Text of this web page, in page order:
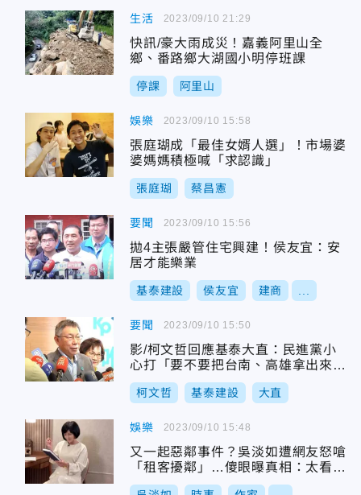
生活
快訊/豪大雨成災！嘉義阿里山全
鄉、番路鄉大湖國小明停班課
停課 阿里山
2023/09/10 21:29
娛樂
張庭瑚成「最佳女婿人選」！市場婆
婆媽媽積極喊「求認識」
張庭瑚 蔡昌憲
2023/09/10 15:58
要聞
拋4主張嚴管住宅興建！侯友宜：安
居才能樂業
基泰建設 侯友宜 建商
2023/09/10 15:56
要聞
影/柯文哲回應基泰大直：民進黨小
心打「要不要把台南、高雄拿出來
看」
柯文哲 基泰建設 大直
2023/09/10 15:50
娛樂
又一起惡鄰事件？吳淡如遭網友怒嗆
「租客擾鄰」…傻眼曝真相：太看得
起我
2023/09/10 15:48